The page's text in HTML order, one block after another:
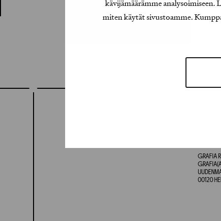
kävijämäärämme analysoimiseen.
miten käytät sivustoamme.
GRAFIA
00120